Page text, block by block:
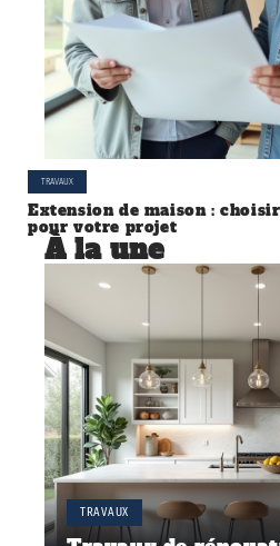
TRAVAUX
Extension de maison :
pour votre projet
À la une
TRAVAUX